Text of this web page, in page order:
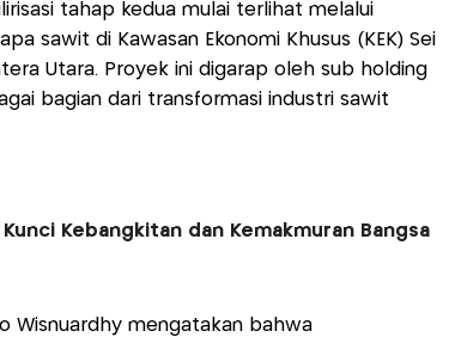
tahap kedua mulai terlihat melalui
sawit di Kawasan Ekonomi Khusus (KEK) Sei
Utara. Proyek ini digarap oleh sub holding
bagian dari transformasi industri sawit
Kebangkitan dan Kemakmuran Bangsa
Wisnuardhy mengatakan bahwa